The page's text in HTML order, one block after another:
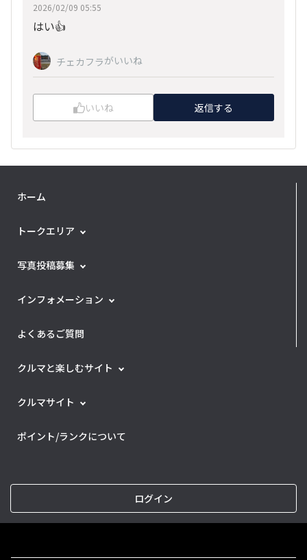
2026/02/09 05:55
はい👍
チェカフラがいいね
いいね 返信する
ホーム
トークエリア
写真投稿募集
インフォメーション
よくあるご質問
クルマと楽しむサイト
クルマサイト
ポイント/ランクについて
ログイン